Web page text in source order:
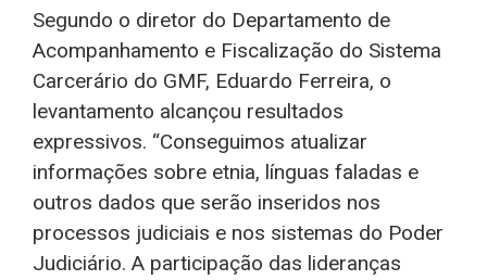
Segundo o diretor do Departamento de
Acompanhamento e Fiscalização do Sistema
Carcerário do GMF, Eduardo Ferreira, o
levantamento alcançou resultados
expressivos. “Conseguimos atualizar
informações sobre etnia, línguas faladas e
outros dados que serão inseridos nos
processos judiciais e nos sistemas do Poder
Judiciário. A participação das lideranças